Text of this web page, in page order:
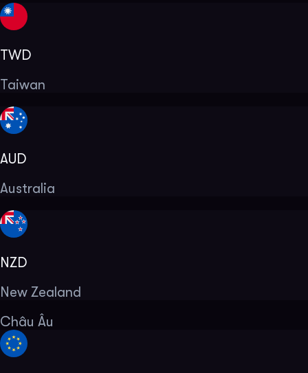
TWD
Taiwan
AUD
Australia
NZD
New Zealand
Châu Âu